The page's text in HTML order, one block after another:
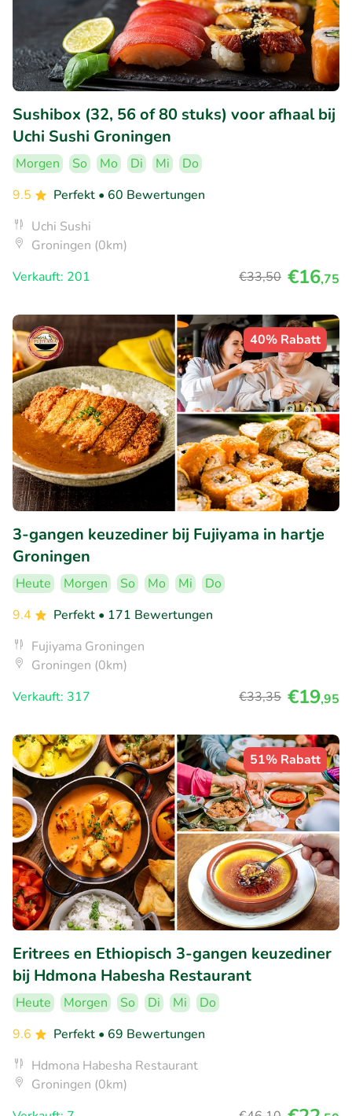
Sushibox (32, 56 of 80 stuks) voor afhaal bij
Uchi Sushi Groningen
Morgen So Mo Di Mi
Do
9.5
Perfekt • 60 Bewertungen
Uchi Sushi
Groningen (0km)
Verkauft: 201
€33,50 €16,75
40% Rabatt
3-gangen keuzediner bij Fujiyama in hartje
Groningen
Heute Morgen So Mo Mi
Do
9.4
Perfekt • 171 Bewertungen
Fujiyama Groningen
Groningen (0km)
Verkauft: 317
€33,35 €19,95
51% Rabatt
Eritrees en Ethiopisch 3-gangen keuzediner
bij Hdmona Habesha Restaurant
Heute Morgen So Di Mi
Do
9.6
Perfekt • 69 Bewertungen
Hdmona Habesha Restaurant
Groningen (0km)